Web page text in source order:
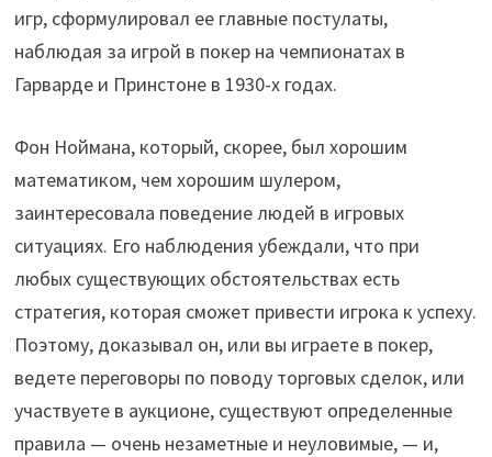
игр, сформулировал ее главные постулаты,
наблюдая за игрой в покер на чемпионатах в
Гарварде и Принстоне в 1930-х годах.
Фон Ноймана, который, скорее, был хорошим
математиком, чем хорошим шулером,
заинтересовала поведение людей в игровых
ситуациях. Его наблюдения убеждали, что при
любых существующих обстоятельствах есть
стратегия, которая сможет привести игрока к успеху.
Поэтому, доказывал он, или вы играете в покер,
ведете переговоры по поводу торговых сделок, или
участвуете в аукционе, существуют определенные
правила — очень незаметные и неуловимые, — и,